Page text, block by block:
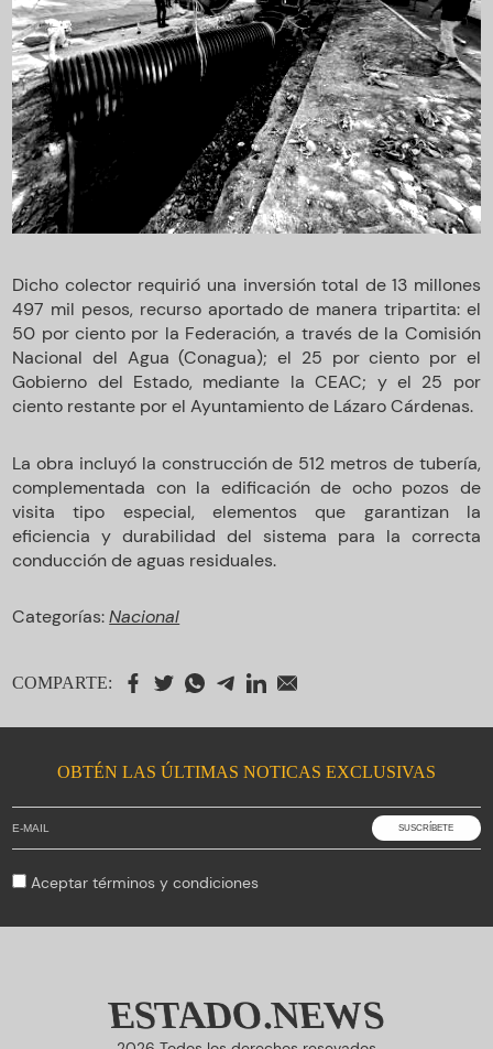
Dicho colector requirió una inversión total de 13 millones
497 mil pesos, recurso aportado de manera tripartita: el
50 por ciento por la Federación, a través de la Comisión
Nacional del Agua (Conagua); el 25 por ciento por el
Gobierno del Estado, mediante la CEAC; y el 25 por
ciento restante por el Ayuntamiento de Lázaro Cárdenas.
La obra incluyó la construcción de 512 metros de tubería,
complementada con la edificación de ocho pozos de
visita tipo especial, elementos que garantizan la
eficiencia y durabilidad del sistema para la correcta
conducción de aguas residuales.
Categorías:Nacional
COMPARTE:
OBTÉN LAS ÚLTIMAS NOTICAS EXCLUSIVAS
Aceptartérminos y condiciones
ESTADO.NEWS